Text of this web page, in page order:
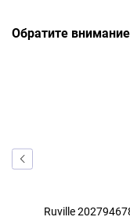
Обратите
Ruville